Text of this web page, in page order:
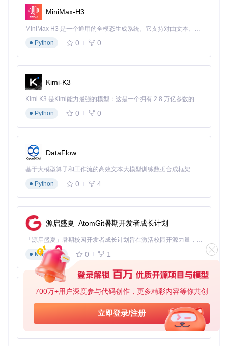
700万+用户深度参与代码创作，更多精彩内容等你共创
立即登录/注册
简洁易用：组件设计简洁，API 接口清晰，开发者可以快
速上手并集成到自己的项目中。
id 平台，开发者无需为不同平台编写不同的代码。
高度定制化：开发者可以根据自己的需求，通过属性设置
初始值和回调函数，实现个性化的功能。
开源社区支持
picker
和反馈。
eact Native 组件，特别适合需要地理位置选择功能的应用。
无论你是个人开发者还是企业团队，都可以通过集成该组件，
提升应用的用户体验和开发效率。快来尝试一下吧，让你的应
MiniMax-H3
MiniMax H3 是一个通用的全模态生成系统。它支持对由文本、图像、视频和音频组成的多模态上下文进行统一理解，并能生成分辨率高达 2K、时长可达 15 秒的带原生立体声音频的视频。得益于面向任务泛化的系统设计，H3 在预训练阶段就已具备广泛的多模态上下文理解与生成能力，能够出色地执行复杂的多模态指令。
Python
0 0
Kimi-K3
Kimi K3 是Kimi能力最强的模型：这是一个拥有 2.8 万亿参数的混合专家（MoE）模型，具备原生视觉理解能力，并支持 100 万 token 的上下文窗口。
Python
0 0
DataFlow
基于大模型算子和工作流的高效文本大模型训练数据合成框架
Python
0 4
源启盛夏_AtomGit暑期开发者成长计划
「源启盛夏」暑期校园开发者成长计划旨在激活校园开源力量，通过积分激励、认证扶持、资源倾斜等形式，引导高校组织和开发者完成「入驻 — 建项目 — 做贡献 — 获认证 — 得资源」的完整闭环。无论你是想带领社团入驻平台的组织者，还是希望用代码贡献证明自己的开发者，都能在这里找到属于你的成长路径。
Markdown
0 1
py-xiaozhi
基于Python的Xiaozhi AI，适用于想要完整Xiaozhi体验而无需拥有专用硬件的用户。
Python
0 1